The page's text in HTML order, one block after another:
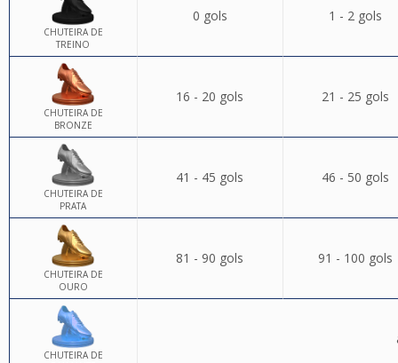
CHUTEIRA DE
TREINO
0 gols 1 - 2 gols
CHUTEIRA DE
BRONZE
16 - 20 gols 21 - 25 gols
CHUTEIRA DE
PRATA
41 - 45 gols 46 - 50 gols
CHUTEIRA DE
OURO
81 - 90 gols 91 - 100 gols
CHUTEIRA DE